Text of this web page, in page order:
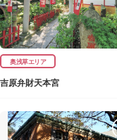
奥浅草エリア
吉原弁財天本宮